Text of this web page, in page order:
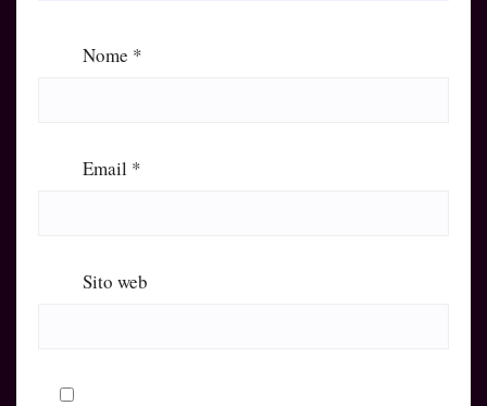
Nome *
Email *
Sito web